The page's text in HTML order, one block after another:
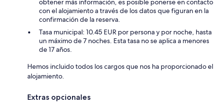
obtener más información, es posible ponerse en contacto
con el alojamiento a través de los datos que figuran en la
confirmación de la reserva.
Tasa municipal: 10.45 EUR por persona y por noche, hasta
un máximo de 7 noches. Esta tasa no se aplica a menores
de 17 años.
Hemos incluido todos los cargos que nos ha proporcionado el
alojamiento.
Extras opcionales